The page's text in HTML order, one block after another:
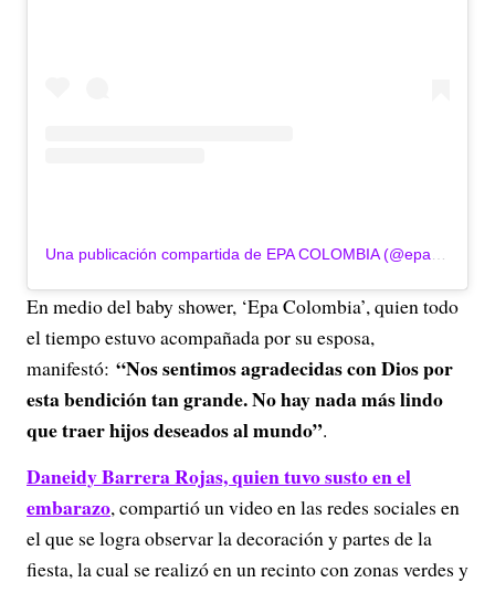
Una publicación compartida de EPA COLOMBIA (@epa_colombia)
En medio del baby shower, ‘Epa Colombia’, quien todo
el tiempo estuvo acompañada por su esposa,
manifestó: “Nos sentimos agradecidas con Dios por
esta bendición tan grande. No hay nada más lindo
que traer hijos deseados al mundo”.
Daneidy Barrera Rojas, quien tuvo susto en el
embarazo, compartió un video en las redes sociales en
el que se logra observar la decoración y partes de la
fiesta, la cual se realizó en un recinto con zonas verdes y